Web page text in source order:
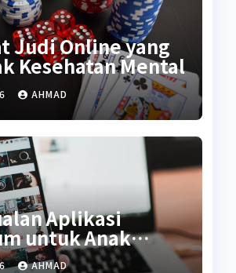
Judi Online yang
Kesehatan Mental
AHMAD
Aplikasi
untuk Anak
AHMAD